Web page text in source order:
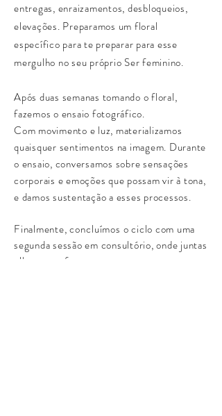
entregas, enraizamentos, desbloqueios,
elevações. Preparamos um floral
específico para te preparar para esse
mergulho no seu próprio Ser feminino.
Após duas semanas tomando o floral,
fazemos o ensaio fotográfico.
Com movimento e luz, materializamos
quaisquer sentimentos na imagem. Durante
o ensaio, conversamos sobre sensações
corporais e emoções que possam vir à tona,
e damos sustentação a esses processos.
Finalmente,concluímos o ciclo com uma
segunda sessão em consultório, onde juntas
olhamos as fotos, uma por uma, e